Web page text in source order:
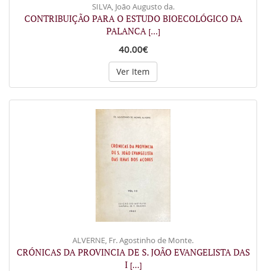
SILVA, João Augusto da.
CONTRIBUIÇÃO PARA O ESTUDO BIOECOLÓGICO DA
PALANCA [...]
40.00€
Ver Item
ALVERNE, Fr. Agostinho de Monte.
CRÓNICAS DA PROVINCIA DE S. JOÃO EVANGELISTA DAS
I [...]